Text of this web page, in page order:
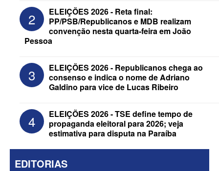
ELEIÇÕES 2026 - Senado: Novo
anuncia Zé Carneiro e Pastor Jader
Medeiros na suplência de Major Fábio
2
ELEIÇÕES 2026 - Reta final:
PP/PSB/Republicanos e MDB realizam
convenção nesta quarta-feira em João
Pessoa
3
ELEIÇÕES 2026 - Republicanos chega ao
consenso e indica o nome de Adriano
Galdino para vice de Lucas Ribeiro
4
ELEIÇÕES 2026 - TSE define tempo de
propaganda eleitoral para 2026; veja
estimativa para disputa na Paraíba
EDITORIAS